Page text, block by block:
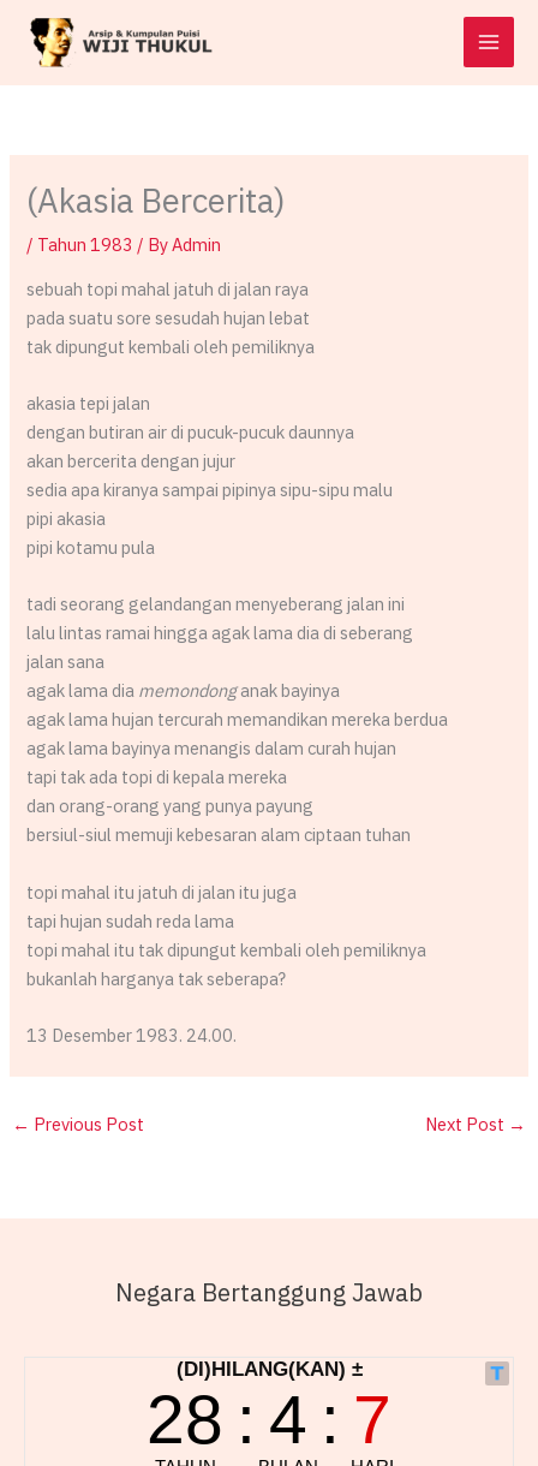
content
(Akasia Bercerita)
/ Tahun 1983 / ByAdmin
sebuah topi mahal jatuh di jalan raya
pada suatu sore sesudah hujan lebat
tak dipungut kembali oleh pemiliknya
akasia tepi jalan
dengan butiran air di pucuk-pucuk daunnya
akan bercerita dengan jujur
sedia apa kiranya sampai pipinya sipu-sipu malu
pipi akasia
pipi kotamu pula
tadi seorang gelandangan menyeberang jalan ini
lalu lintas ramai hingga agak lama dia di seberang
jalan sana
agak lama dia memondonganak bayinya
agak lama hujan tercurah memandikan mereka berdua
agak lama bayinya menangis dalam curah hujan
tapi tak ada topi di kepala mereka
dan orang-orang yang punya payung
bersiul-siul memuji kebesaran alam ciptaan tuhan
topi mahal itu jatuh di jalan itu juga
tapi hujan sudah reda lama
topi mahal itu tak dipungut kembali oleh pemiliknya
bukanlah harganya tak seberapa?
13 Desember 1983. 24.00.
← Previous Post Next Post →
Negara Bertanggung Jawab